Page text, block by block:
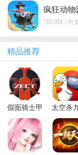
疯狂动物
安卓版
785.9M / 中
精品推荐
假面骑士甲
斗模拟器最
新版(Zect
Rider Power)
太空杀
正版